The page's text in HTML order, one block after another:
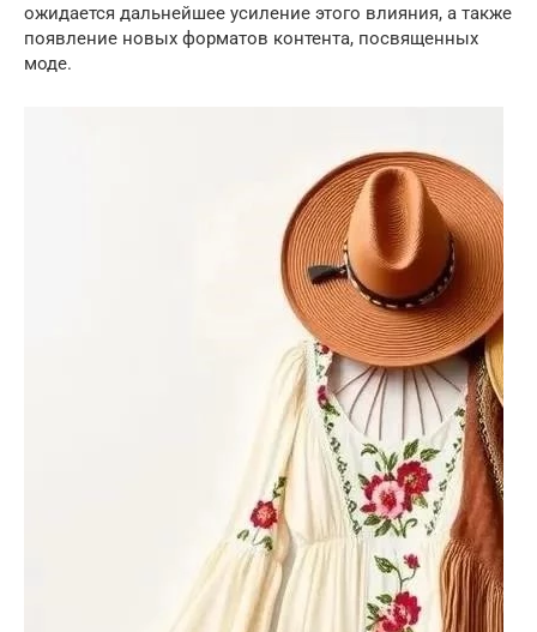
ожидается дальнейшее усиление этого влияния, а также
появление новых форматов контента, посвященных
моде.